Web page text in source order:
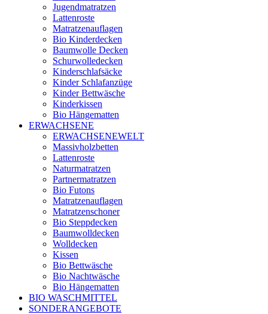
Jugendmatratzen
Lattenroste
Matratzenauflagen
Bio Kinderdecken
Baumwolle Decken
Schurwolledecken
Kinderschlafsäcke
Kinder Schlafanzüge
Kinder Bettwäsche
Kinderkissen
Bio Hängematten
ERWACHSENE
ERWACHSENEWELT
Massivholzbetten
Lattenroste
Naturmatratzen
Partnermatratzen
Bio Futons
Matratzenauflagen
Matratzenschoner
Bio Steppdecken
Baumwolldecken
Wolldecken
Kissen
Bio Bettwäsche
Bio Nachtwäsche
Bio Hängematten
BIO WASCHMITTEL
SONDERANGEBOTE